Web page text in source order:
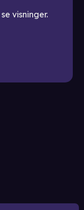
visninger.